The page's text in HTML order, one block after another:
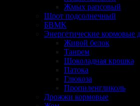
Жмых рапсовый
Шрот подсолнечный
БВМК
Энергетические кормовые
Живой белок
Танрем
Шоколадная крошка
Патока
Глюкоза
Пропиленгликоль
Дрожжи кормовые